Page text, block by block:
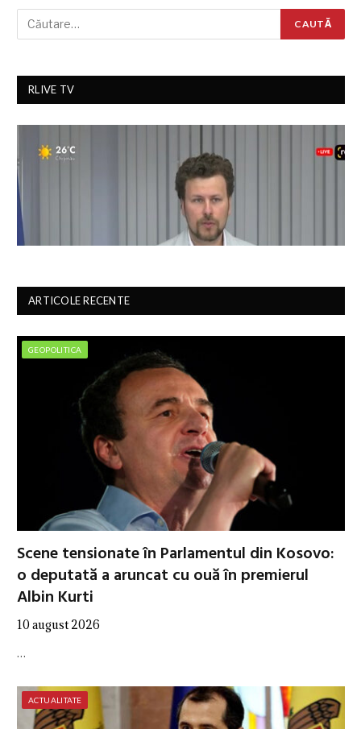
RLIVE TV
ARTICOLE RECENTE
GEOPOLITICA
Scene tensionate în Parlamentul din Kosovo:
o deputată a aruncat cu ouă în premierul
Albin Kurti
10 august 2026
…
ACTUALITATE